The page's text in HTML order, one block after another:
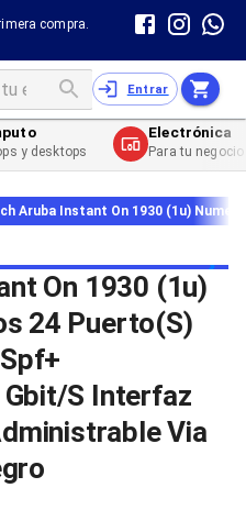
compra.
Entrar
y desktops
Electrónica
Para tu
Aruba Instant On 1930 (1u)
On 1930 (1u)
24 Puerto(S)
S Interfaz
Via